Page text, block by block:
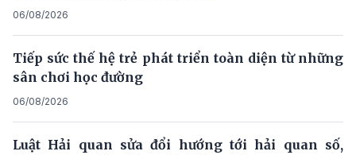
06/08/2026
Tiếp sức thế hệ trẻ phát triển toàn diện từ những
sân chơi học đường
06/08/2026
Luật Hải quan sửa đổi hướng tới hải quan số,